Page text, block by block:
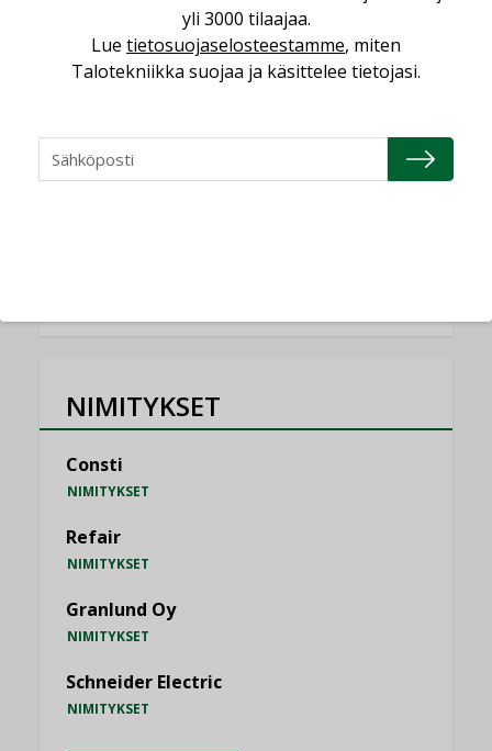
Miten varmistetaan EPD-dokumenteista
saatavien tietojen vertailukelpoisuus?
jämähtänyt ajassa paikalleen
NIMITYKSET
Consti
NIMITYKSET
Refair
NIMITYKSET
Granlund Oy
NIMITYKSET
Schneider Electric
NIMITYKSET
yli 3000 tilaajaa.
Lue tietosuojaselosteestamme, miten
Talotekniikka suojaa ja käsittelee tietojasi.